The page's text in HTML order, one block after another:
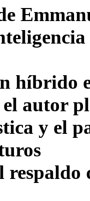
híbrido
autor
y el
respaldo